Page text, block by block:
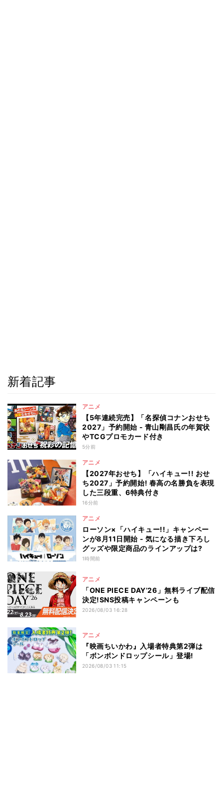
新着記事
アニメ
【5年連続完売】「名探偵コナンおせち
2027」予約開始 - 青山剛昌氏の年賀状
やTCGプロモカード付き
5分前
アニメ
【2027年おせち】「ハイキュー!! おせ
ち2027」予約開始! 春高の名勝負を表現
した三段重、6特典付き
16分前
アニメ
ローソン×「ハイキュー!!」キャンペー
ンが8月11日開始 - 気になる描き下ろし
グッズや限定商品のラインアップは?
1時間前
アニメ
「ONE PIECE DAY’26」無料ライブ配信
決定!SNS投稿キャンペーンも
2026/08/03 16:28
アニメ
『映画ちいかわ』入場者特典第2弾は
「ボンボンドロップシール」登場!
2026/08/03 11:15